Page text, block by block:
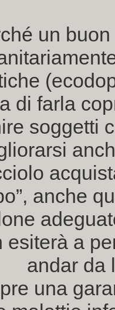
un
di farla
soggetti
anche
esiterà a
andar da
una